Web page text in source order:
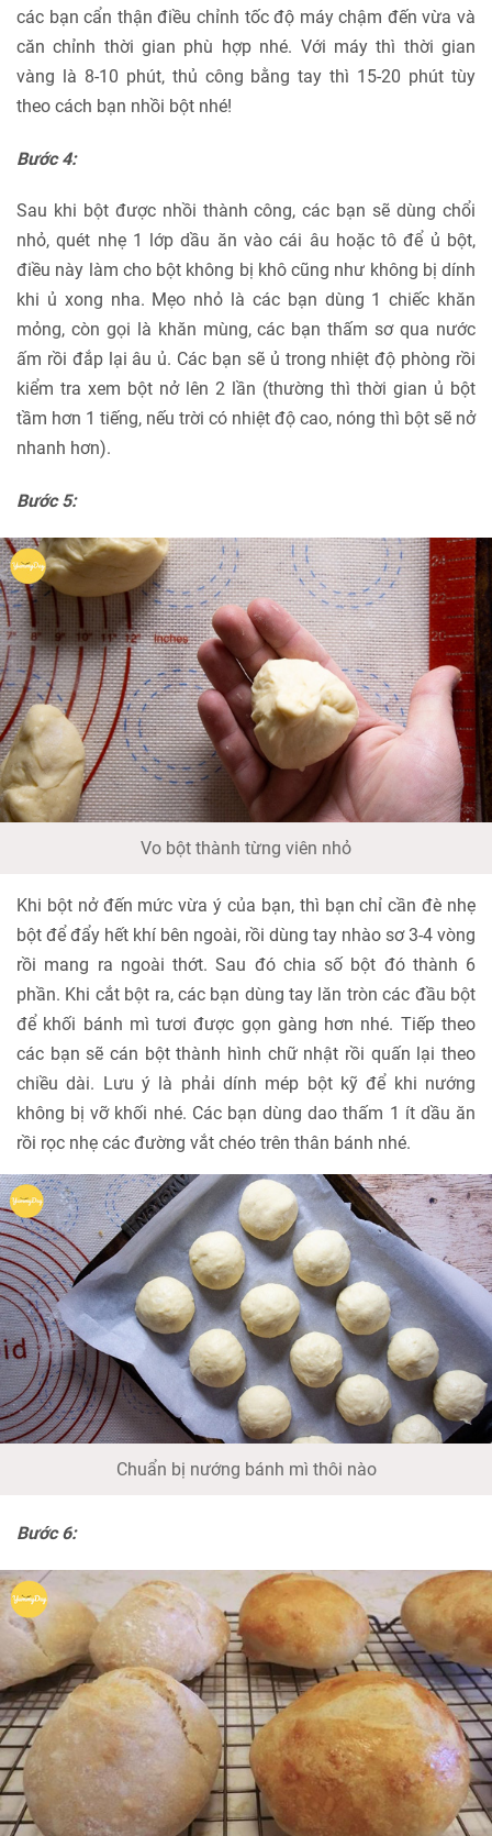
các bạn cẩn thận điều chỉnh tốc độ máy chậm đến vừa và
căn chỉnh thời gian phù hợp nhé. Với máy thì thời gian
vàng là 8-10 phút, thủ công bằng tay thì 15-20 phút tùy
theo cách bạn nhồi bột nhé!
Bước 4:
Sau khi bột được nhồi thành công, các bạn sẽ dùng chổi
nhỏ, quét nhẹ 1 lớp dầu ăn vào cái âu hoặc tô để ủ bột,
điều này làm cho bột không bị khô cũng như không bị dính
khi ủ xong nha. Mẹo nhỏ là các bạn dùng 1 chiếc khăn
mỏng, còn gọi là khăn mùng, các bạn thấm sơ qua nước
ấm rồi đắp lại âu ủ. Các bạn sẽ ủ trong nhiệt độ phòng rồi
kiểm tra xem bột nở lên 2 lần (thường thì thời gian ủ bột
tầm hơn 1 tiếng, nếu trời có nhiệt độ cao, nóng thì bột sẽ nở
nhanh hơn).
Bước 5:
Vo bột thành từng viên nhỏ
Khi bột nở đến mức vừa ý của bạn, thì bạn chỉ cần đè nhẹ
bột để đẩy hết khí bên ngoài, rồi dùng tay nhào sơ 3-4 vòng
rồi mang ra ngoài thớt. Sau đó chia số bột đó thành 6
phần. Khi cắt bột ra, các bạn dùng tay lăn tròn các đầu bột
để khối bánh mì tươi được gọn gàng hơn nhé. Tiếp theo
các bạn sẽ cán bột thành hình chữ nhật rồi quấn lại theo
chiều dài. Lưu ý là phải dính mép bột kỹ để khi nướng
không bị vỡ khối nhé. Các bạn dùng dao thấm 1 ít dầu ăn
rồi rọc nhẹ các đường vắt chéo trên thân bánh nhé.
Chuẩn bị nướng bánh mì thôi nào
Bước 6: